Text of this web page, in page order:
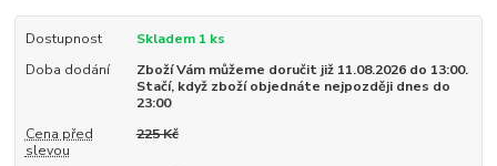
Dostupnost
Skladem 1 ks
Doba dodání
Zboží Vám můžeme doručit již 11.08.2026 do 13:00.
Stačí, když zboží objednáte nejpozději dnes do
23:00
Cena před
slevou
225 Kč